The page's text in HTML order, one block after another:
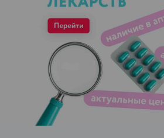
ЭФФЕКТИВНАЯ РЕКЛАМА